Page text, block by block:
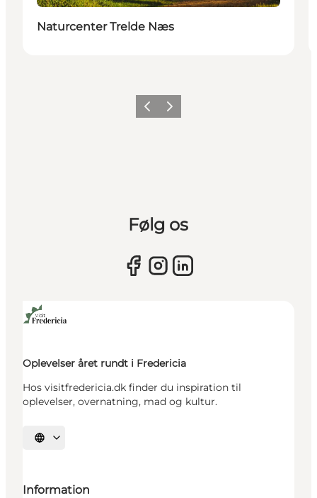
Naturcenter Trelde Næs
Forrige billede
Næste billede
Følg os
Oplevelser året rundt i Fredericia
Hos visitfredericia.dk finder du inspiration til
oplevelser, overnatning, mad og kultur.
Vælg sprog
Information